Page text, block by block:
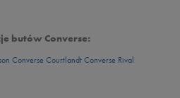
butów Converse:
Converse CourtlandtConverse Rival